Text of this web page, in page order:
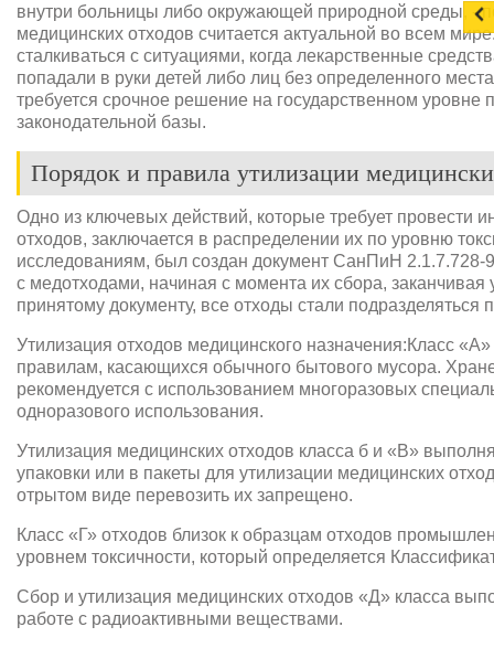
внутри больницы либо окружающей природной среды, -
медицинских отходов считается актуальной во всем
сталкиваться с ситуациями, когда лекарственные
попадали в руки детей либо лиц без определенного
требуется срочное решение на государственном уровне
законодательной базы.
Порядок и правила утилизации
Одно из ключевых действий, которые требует провести
отходов, заключается в распределении их по уровню
исследованиям, был создан документ СанПиН
с медотходами, начиная с момента их сбора, заканчивая
принятому документу, все отходы стали подразделяться
Утилизация отходов медицинского назначения:Класс
правилам, касающихся обычного бытового мусора.
рекомендуется с использованием многоразовых
одноразового использования.
Утилизация медицинских отходов класса б и «В»
упаковки или в пакеты для утилизации медицинских
отрытом виде перевозить их запрещено.
Класс «Г» отходов близок к образцам отходов
уровнем токсичности, который определяется
Сбор и утилизация медицинских отходов «Д» класса
работе с радиоактивными веществами.